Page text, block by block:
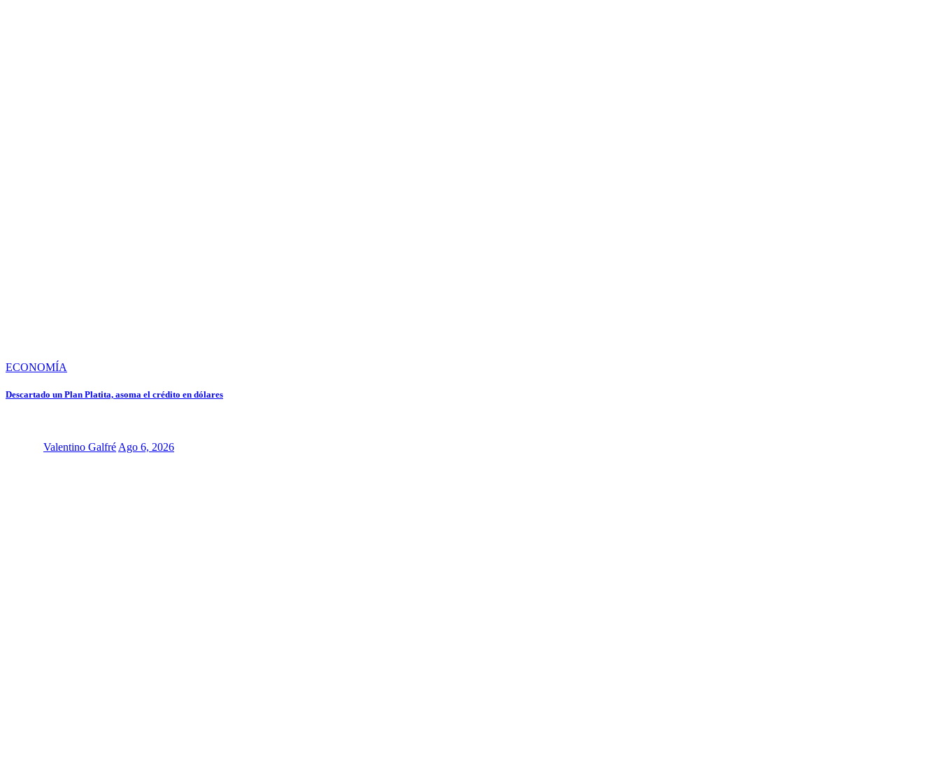
ECONOMÍA
Descartado un Plan Platita, asoma el crédito en dólares
Valentino GalfréAgo 6, 2026